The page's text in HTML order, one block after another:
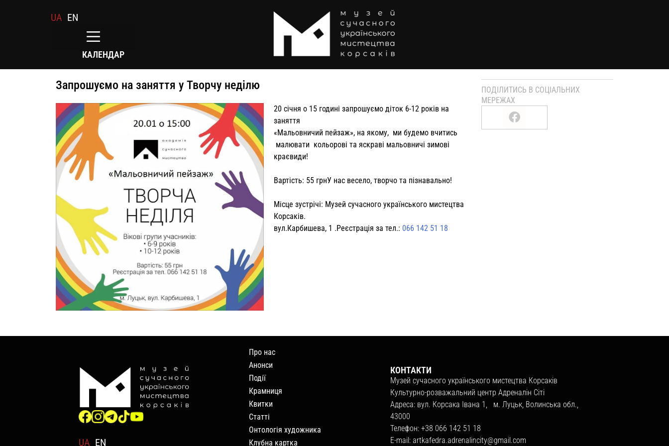
UA EN
КАЛЕНДАР
Запрошуємо на заняття у Творчу неділю
20 січня о 15 годині запрошуємо діток 6-12 років на
заняття
«Мальовничий пейзаж», на якому, ми будемо вчитись
малювати кольорові та яскраві мальовничі зимові
краєвиди!
Вартість: 55 грнУ нас весело, творчо та пізнавально!
Місце зустрічі: Музей сучасного українського мистецтва
Корсаків.
вул.Карбишева, 1 .Реєстрація за тел.: 066 142 51 18
ПОДІЛИТИСЬ В СОЦІАЛЬНИХ
МЕРЕЖАХ
UA EN
Про нас
Анонси
Події
Крамниця
Квитки
Статті
Онтологія художника
Клубна картка
КОНТАКТИ
Музей сучасного українського мистецтва Корсаків
Культурно-розважальний центр Адреналін Сіті
Адреса: вул. Корсака Івана 1, м. Луцьк, Волинська обл.,
43000
Телефон: +38 066 142 51 18
E-mail:artkafedra.adrenalincity@gmail.com